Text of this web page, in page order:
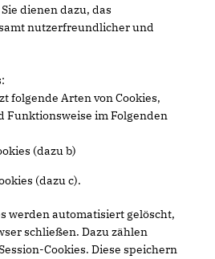
dienen dazu, das
nutzerfreundlicher und
folgende Arten von Cookies,
Funktionsweise im Folgenden
(dazu b)
(dazu c).
werden automatisiert gelöscht,
schließen. Dazu zählen
Cookies. Diese speichern